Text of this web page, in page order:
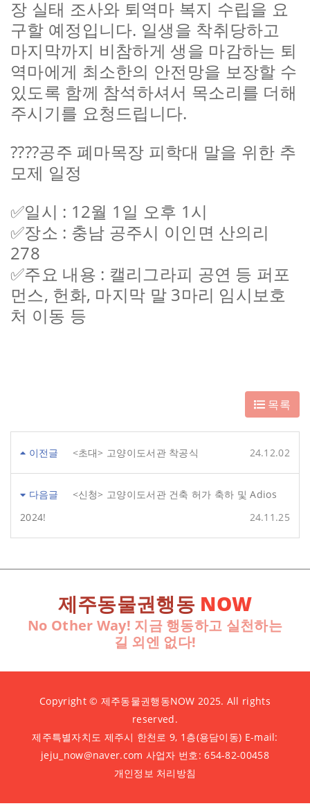
장 실태 조사와 퇴역마 복지 수립을 요
구할 예정입니다. 일생을 착취당하고
마지막까지 비참하게 생을 마감하는 퇴
역마에게 최소한의 안전망을 보장할 수
있도록 함께 참석하셔서 목소리를 더해
주시기를 요청드립니다.
????공주 폐마목장 피학대 말을 위한 추
모제 일정
✅일시 : 12월 1일 오후 1시
✅장소 : 충남 공주시 이인면 산의리
278
✅주요 내용 : 캘리그라피 공연 등 퍼포
먼스, 헌화, 마지막 말 3마리 임시보호
처 이동 등
목록
이전글 <초대> 고양이도서관 착공식 24.12.02
다음글
<신청> 고양이도서관 건축 허가 축하 및 Adios
2024!
24.11.25
제주동물권행동 NOW
No Other Way! 지금 행동하고 실천하는
길 외엔 없다!
Copyright © 제주동물권행동NOW 2025. All rights
reserved.
제주특별자치도 제주시 한천로 9, 1층(용담이동) E-mail:
jeju_now@naver.com 사업자 번호: 654-82-00458
개인정보 처리방침